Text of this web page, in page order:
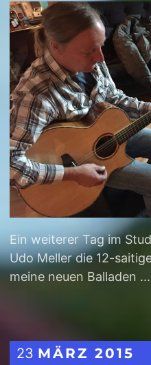
Ein weiterer Tag im
Udo Meller die 12-
meine neuen Balladen ...
23 MÄRZ2015